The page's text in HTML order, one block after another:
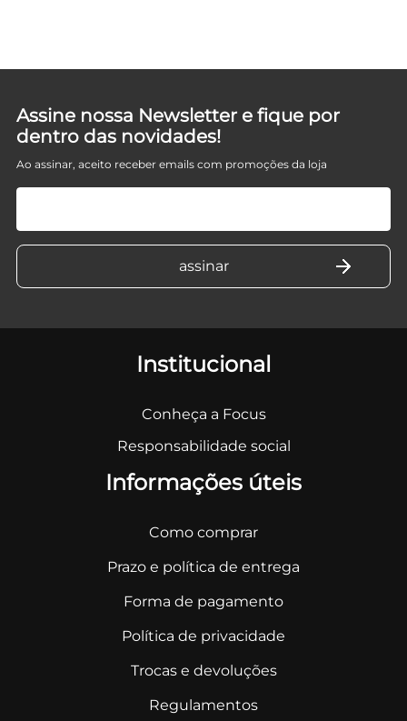
Assine nossa Newsletter e fique por
dentro das novidades!
Ao assinar, aceito receber emails com promoções da loja
Institucional
Conheça a Focus
Responsabilidade social
Informações úteis
Como comprar
Prazo e política de entrega
Forma de pagamento
Política de privacidade
Trocas e devoluções
Regulamentos